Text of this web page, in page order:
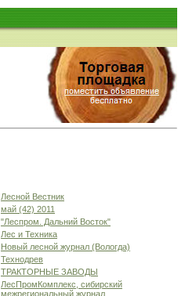
Лесной Вестник
май (42) 2011
"Леспром. Дальний Восток"
Лес и Техника
Новый лесной журнал (Вологда)
Технодрев
ТРАКТОРНЫЕ ЗАВОДЫ
ЛесПромКомплекс, сибирский
межрегиональный журнал